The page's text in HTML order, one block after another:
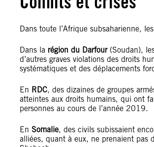
Dans toute l’Afrique subsaharienne,
Dans la région du Darfour(Soudan),
d’autres graves violations des droits
systématiques et des déplacements
En RDC, des dizaines de groupes
atteintes aux droits humains, qui ont
personnes au cours de l’année 2019.
En Somalie, des civils subissaient
alliées, quant à eux, ne prenaient pas